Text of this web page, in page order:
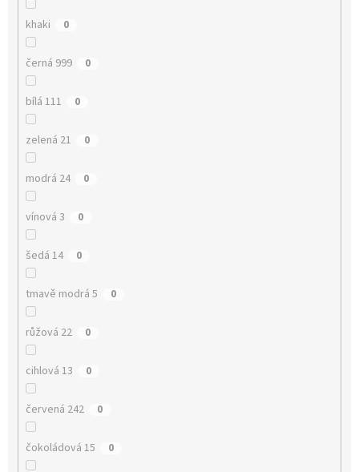
khaki 0
černá 999 0
bílá 111 0
zelená 21 0
modrá 24 0
vínová 3 0
šedá 14 0
tmavě modrá 5 0
růžová 22 0
cihlová 13 0
červená 242 0
čokoládová 15 0